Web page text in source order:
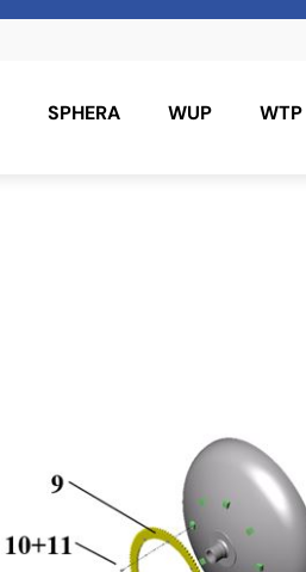
SPHERA WUP WTP